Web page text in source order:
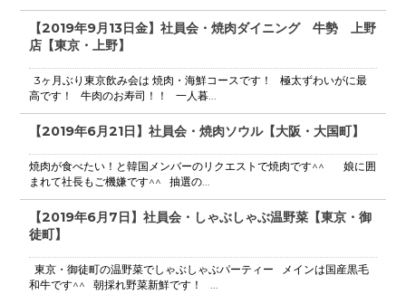
【2019年9月13日金】社員会・焼肉ダイニング 牛勢 上野
店【東京・上野】
3ヶ月ぶり東京飲み会は 焼肉・海鮮コースです！ 極太ずわいがに最
高です！ 牛肉のお寿司！！ 一人暮...
【2019年6月21日】社員会・焼肉ソウル【大阪・大国町】
焼肉が食べたい！と韓国メンバーのリクエストで焼肉です^^ 娘に囲
まれて社長もご機嫌です^^ 抽選の...
【2019年6月7日】社員会・しゃぶしゃぶ温野菜【東京・御
徒町】
東京・御徒町の温野菜でしゃぶしゃぶパーティー メインは国産黒毛
和牛です^^ 朝採れ野菜新鮮です！ ...